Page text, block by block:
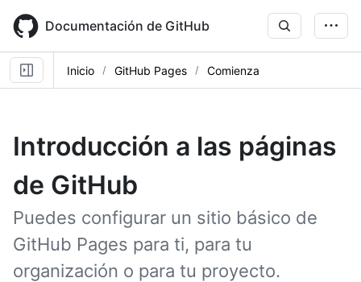
main
content
Documentación de GitHub
Inicio GitHub Pages Comienza
Introducción a las páginas
de GitHub
Puedes configurar un sitio básico de
GitHub Pages para ti, para tu
organización o para tu proyecto.